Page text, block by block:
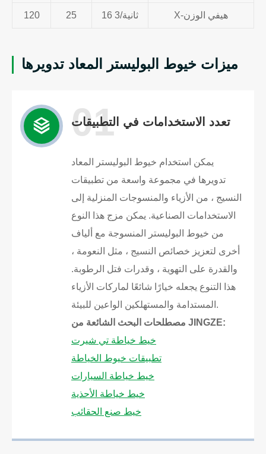
120 25 16 ثانية/3 X-هيفي الوزن
ميزات خيوط البوليستر المعاد تدويرها
01
تعدد الاستخدامات في التطبيقات
يمكن استخدام خيوط البوليستر المعاد
تدويرها في مجموعة واسعة من تطبيقات
النسيج ، من الأزياء والمنسوجات المنزلية إلى
الاستخدامات الصناعية. يمكن مزج هذا النوع
من خيوط البوليستر المنسوجة مع ألياف
أخرى لتعزيز خصائص النسيج ، مثل النعومة ،
والقدرة على التهوية ، وقدرات فتل الرطوبة.
هذا التنوع يجعله خيارًا شائعًا لماركات الأزياء
المستدامة والمستهلكين الواعين للبيئة.
مصطلحات البحث الشائعة من JINGZE:
خيط خياطة تي شيرت
تطبيقات خيوط الخياطة
خيط خياطة السيارات
خيط خياطة الأحذية
خيط صنع الحقائب